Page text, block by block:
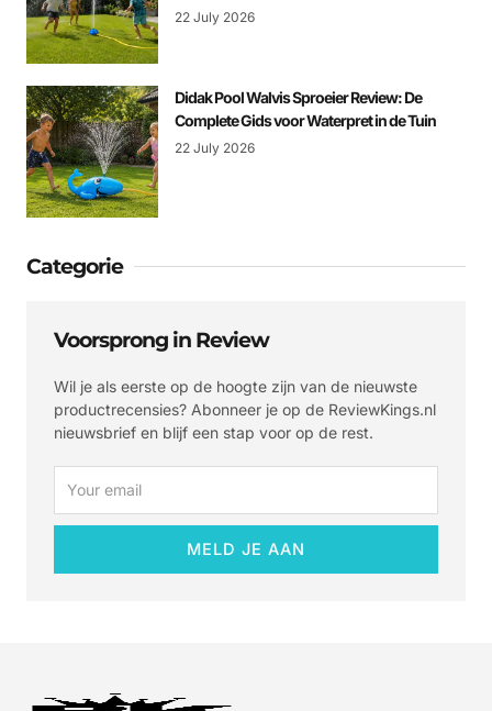
22 July 2026
Didak Pool Walvis Sproeier Review: De
Complete Gids voor Waterpret in de Tuin
22 July 2026
Categorie
Voorsprong in Review
Wil je als eerste op de hoogte zijn van de nieuwste
productrecensies? Abonneer je op de ReviewKings.nl
nieuwsbrief en blijf een stap voor op de rest.
MELD JE AAN